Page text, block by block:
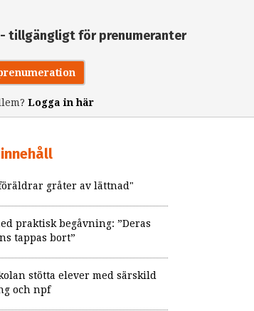
- tillgängligt för prenumeranter
Logga in här
gråter av lättnad"
praktisk begåvning: ”Deras
tappas bort”
stötta elever med särskild
och npf